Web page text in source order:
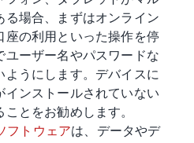
場合、まずはオンライン
の利用といった操作を停
ーザー名やパスワードな
うにします。デバイスに
ンストールされていない
とをお勧めします。
フトウェアは、データやデ